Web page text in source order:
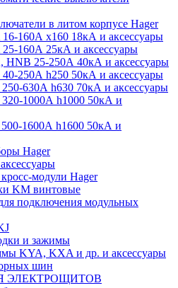
в литом корпусе Hager
160А x160 18кА и аксессуары
160А 25кА и аксессуары
25-250А 40кА и аксессуары
250А h250 50кА и аксессуары
630А h630 70кА и аксессуары
1000А h1000 50кА и
1600А h1600 50кА и
Hager
модули Hager
KM винтовые
подключения модульных
и зажимы
KYA, KXA и др. и аксессуары
шин
ЭЛЕКТРОЩИТОВ